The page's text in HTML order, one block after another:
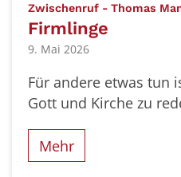
Zwischenruf - Thomas
Firmlinge
9. Mai 2026
Für andere etwas tun
Gott und Kirche zu
Mehr